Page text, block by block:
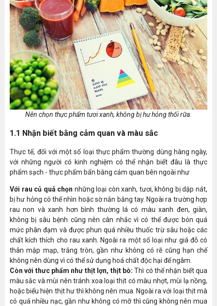
Nên chọn thực phẩm tươi xanh, không bị hư hỏng thối rữa.
1.1 Nhận biết bằng cảm quan và màu sắc
Thực tế, đối với một số loại thực phẩm thường dùng hàng ngày,
với những người có kinh nghiệm có thể nhận biết đâu là thực
phẩm sạch - thực phẩm bẩn bằng cảm quan bên ngoài như
Với rau củ quả chọn những loại còn xanh, tươi, không bị dập nát,
bị hư hỏng có thể nhìn hoặc sờ nắn bằng tay. Ngoài ra trường hợp
rau non và xanh hơn bình thường lá có màu xanh đen, giàn,
không bị sâu bệnh cũng nên cân nhắc vì có thể được bón quá
mức phân đạm và được phun quá nhiều thuốc trừ sâu hoặc các
chất kích thích cho rau xanh. Ngoài ra một số loại như giá đỗ có
thân mập mạp, trắng tròn, gần như không có rẽ cũng hạn chế
không nên dùng vì có thể sử dụng hoá chất độc hại để ngâm.
Còn với thưc phẩm như thịt lợn, thịt bò: Thì có thể nhận biết qua
màu sắc và mùi nên tránh xoa loại thịt có màu nhợt, mùi lạ nồng,
hoặc biểu hiện thịt hư thì không nên mua. Ngoài ra với loại thịt mà
có quá nhiều nạc, gần như không có mỡ thì cũng không nên mua